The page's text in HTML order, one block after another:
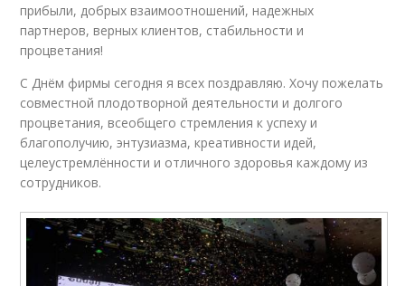
прибыли, добрых взаимоотношений, надежных
партнеров, верных клиентов, стабильности и
процветания!
С Днём фирмы сегодня я всех поздравляю. Хочу пожелать
совместной плодотворной деятельности и долгого
процветания, всеобщего стремления к успеху и
благополучию, энтузиазма, креативности идей,
целеустремлённости и отличного здоровья каждому из
сотрудников.